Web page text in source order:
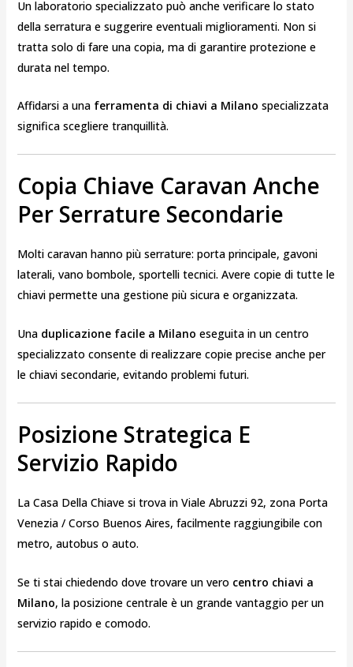
Un laboratorio specializzato può anche verificare lo stato
della serratura e suggerire eventuali miglioramenti. Non si
tratta solo di fare una copia, ma di garantire protezione e
durata nel tempo.
Affidarsi a una ferramenta di chiavi a Milano specializzata
significa scegliere tranquillità.
Copia Chiave Caravan Anche
Per Serrature Secondarie
Molti caravan hanno più serrature: porta principale, gavoni
laterali, vano bombole, sportelli tecnici. Avere copie di tutte le
chiavi permette una gestione più sicura e organizzata.
Una duplicazione facile a Milano eseguita in un centro
specializzato consente di realizzare copie precise anche per
le chiavi secondarie, evitando problemi futuri.
Posizione Strategica E
Servizio Rapido
La Casa Della Chiave si trova in Viale Abruzzi 92, zona Porta
Venezia / Corso Buenos Aires, facilmente raggiungibile con
metro, autobus o auto.
Se ti stai chiedendo dove trovare un vero centro chiavi a
Milano, la posizione centrale è un grande vantaggio per un
servizio rapido e comodo.